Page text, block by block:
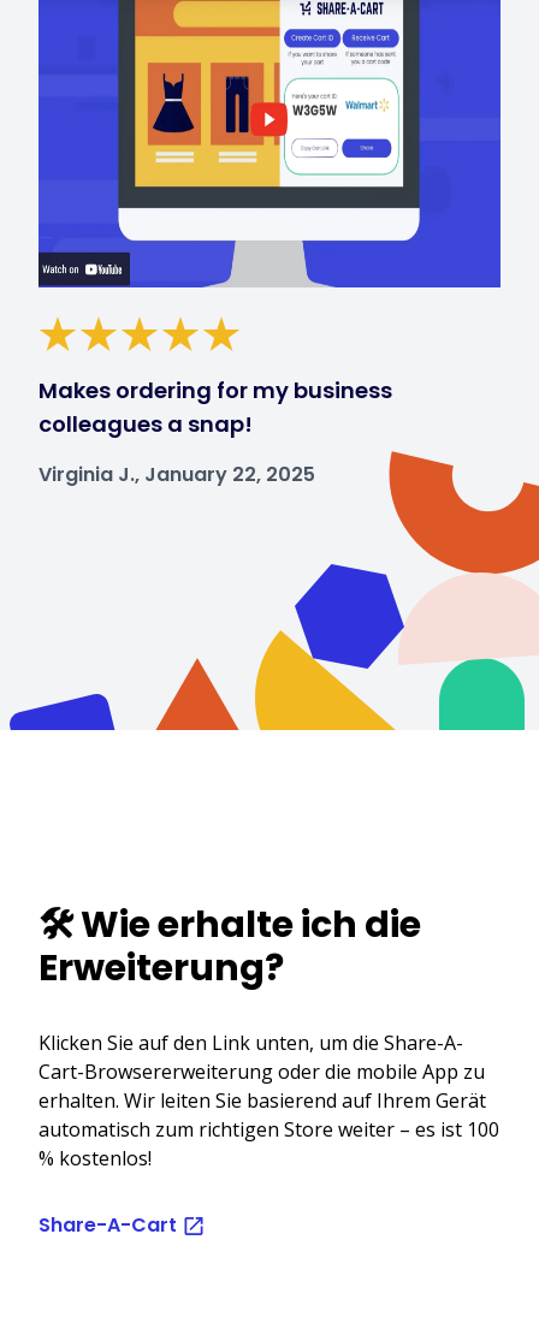
Makes ordering for my business
colleagues a snap!
Virginia J., January 22, 2025
🛠️ Wie erhalte ich die
Erweiterung?
Klicken Sie auf den Link unten, um die Share-A-
Cart-Browsererweiterung oder die mobile App zu
erhalten. Wir leiten Sie basierend auf Ihrem Gerät
automatisch zum richtigen Store weiter – es ist 100
% kostenlos!
Share-A-Cart